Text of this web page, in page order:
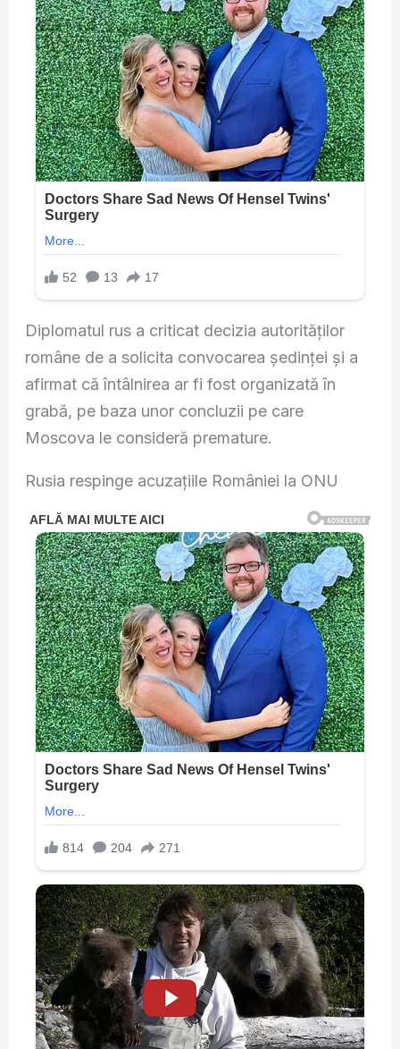
Diplomatul rus a criticat decizia autorităților
române de a solicita convocarea ședinței și a
afirmat că întâlnirea ar fi fost organizată în
grabă, pe baza unor concluzii pe care
Moscova le consideră premature.
Rusia respinge acuzațiile României la ONU